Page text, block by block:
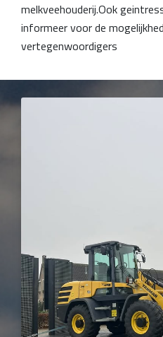
melkveehouderij.Ook
informeer voor de
vertegenwoordigers